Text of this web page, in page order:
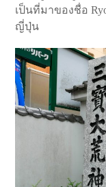
เป็นที่มาของชื่อ
ญี่ปุ่น